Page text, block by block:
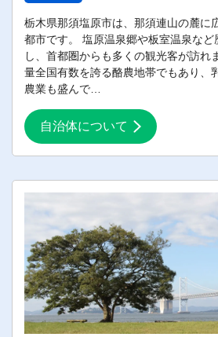
栃木県那須塩原市は、那須連山の麓に
都市です。 塩原温泉郷や板室温泉な
し、首都圏からも多くの観光客が訪れ
量全国有数を誇る酪農地帯でもあり、
農業も盛んで…
自治体について